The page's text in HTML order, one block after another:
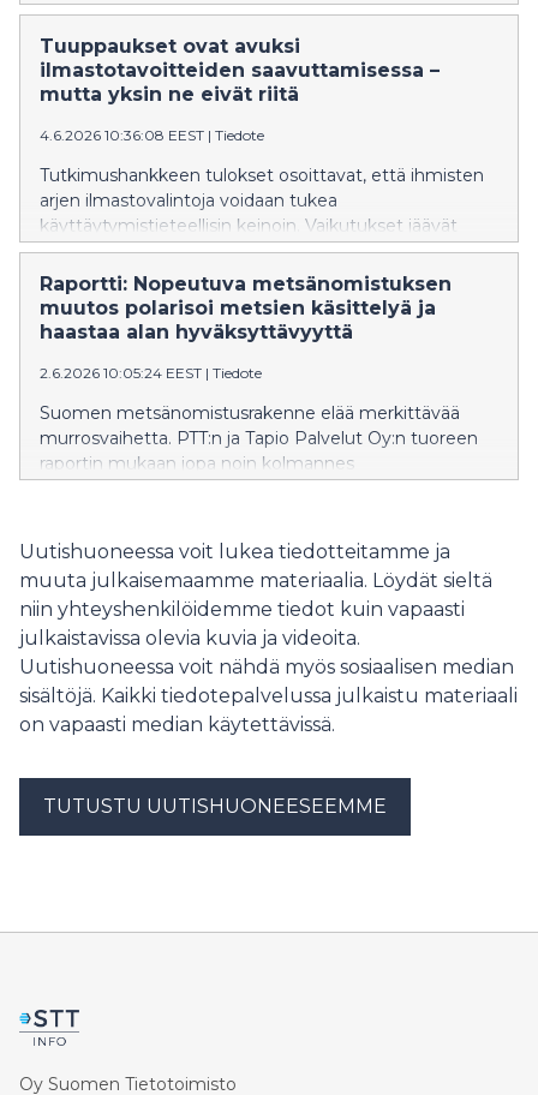
ruokamenojen osuus kaikista kotitalouksien
kulutusmenoista vuonna 2025 oli 12,9 prosenttia, kun
vuonna 2024 osuus oli 12,5 prosenttia. Muutos on
maltillinen ja perustuu ennakkotietoihin, mutta se
osuus kulutusmenoista on yleensä pienentynyt tulojen
kasvaessa. 2020-luvulla kehitys on kääntynyt. Viime
vuoden osuus oli korkein taso 2000-luvulla sitten
vuoden 2009.
Tuuppaukset ovat avuksi
ilmastotavoitteiden saavuttamisessa –
mutta yksin ne eivät riitä
4.6.2026 10:36:08 EEST | Tiedote
Tutkimushankkeen tulokset osoittavat, että ihmisten
arjen ilmastovalintoja voidaan tukea
käyttäytymistieteellisin keinoin. Vaikutukset jäävät
kuitenkin rajallisiksi, jos tuuppaukset eivät kytkeydy
laajempiin ilmastotoimiin.
Raportti: Nopeutuva metsänomistuksen
muutos polarisoi metsien käsittelyä ja
haastaa alan hyväksyttävyyttä
2.6.2026 10:05:24 EEST | Tiedote
Suomen metsänomistusrakenne elää merkittävää
murrosvaihetta. PTT:n ja Tapio Palvelut Oy:n tuoreen
raportin mukaan jopa noin kolmannes
2035 mennessä. Yhdessä toimintaympäristön
muutosten kanssa tämä muokkaa metsäpalveluita,
metsäammattilaisten työtä ja koko metsätalouden
kestävyyttä.
Uutishuoneessa voit lukea tiedotteitamme ja
muuta julkaisemaamme materiaalia. Löydät sieltä
niin yhteyshenkilöidemme tiedot kuin vapaasti
julkaistavissa olevia kuvia ja videoita.
Uutishuoneessa voit nähdä myös sosiaalisen median
sisältöjä. Kaikki tiedotepalvelussa julkaistu materiaali
on vapaasti median käytettävissä.
TUTUSTU UUTISHUONEESEEMME
Oy Suomen Tietotoimisto